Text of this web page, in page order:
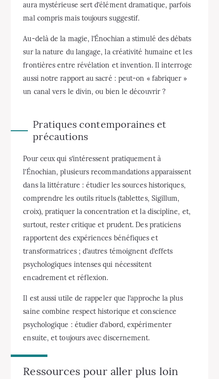
aura mystérieuse sert d’élément dramatique, parfois
mal compris mais toujours suggestif.
Au-delà de la magie, l’Énochian a stimulé des débats
sur la nature du langage, la créativité humaine et les
frontières entre révélation et invention. Il interroge
aussi notre rapport au sacré : peut-on « fabriquer »
un canal vers le divin, ou bien le découvrir ?
Pratiques contemporaines et
précautions
Pour ceux qui s’intéressent pratiquement à
l’Énochian, plusieurs recommandations apparaissent
dans la littérature : étudier les sources historiques,
comprendre les outils rituels (tablettes, Sigillum,
croix), pratiquer la concentration et la discipline, et,
surtout, rester critique et prudent. Des praticiens
rapportent des expériences bénéfiques et
transformatrices ; d’autres témoignent d’effets
psychologiques intenses qui nécessitent
encadrement et réflexion.
Il est aussi utile de rappeler que l’approche la plus
saine combine respect historique et conscience
psychologique : étudier d’abord, expérimenter
ensuite, et toujours avec discernement.
Ressources pour aller plus loin